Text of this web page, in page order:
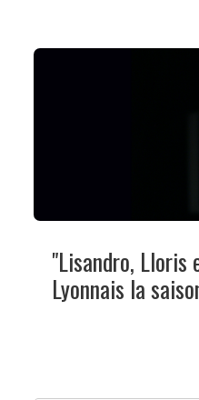
"Lisandro, Lloris
Lyonnais la